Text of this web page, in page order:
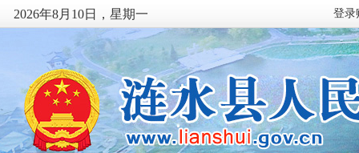
2026年8月10日，星期一